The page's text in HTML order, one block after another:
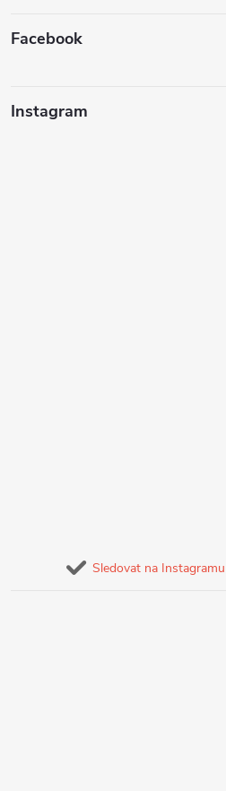
Facebook
Instagram
Sledovat na Instagramu